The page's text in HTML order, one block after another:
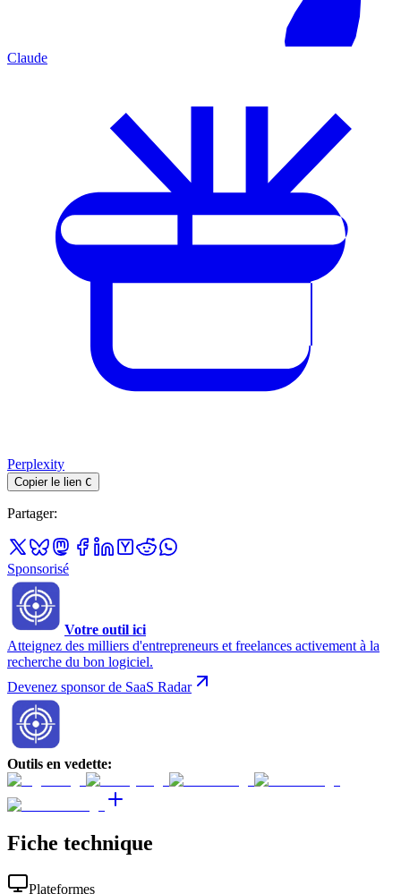
Claude
Perplexity
Copier le lien C
Partager:
Sponsorisé
Votre outil ici
Atteignez des milliers d'entrepreneurs et freelances activement à la
recherche du bon logiciel.
Devenez sponsor de SaaS Radar
Outils en vedette:
Fiche technique
Plateformes